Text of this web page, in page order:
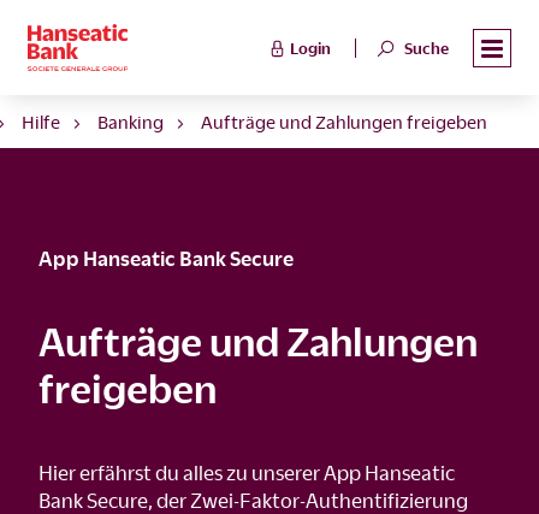
Login Suche
Hilfe Banking Aufträge und Zahlungen freigeben
App Hanseatic Bank Secure
Aufträge und Zahlungen
freigeben
Hier erfährst du alles zu unserer App Hanseatic
Bank Secure, der Zwei-Faktor-Authentifizierung